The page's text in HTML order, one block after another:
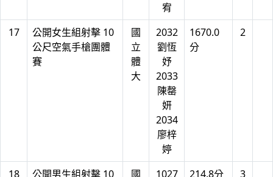
宥
17
公開女生組射擊 10
公尺空氣手槍團體
賽
國
立
體
大
2032
劉恆
妤
2033
陳罄
妍
2034
廖梓
婷
1670.0
分
2
18 公開男生組射擊 10 國 1027 214.8分 3